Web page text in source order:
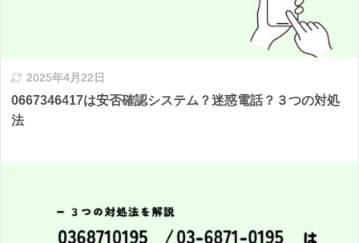
2025年4月22日
0667346417は安否確認システム？迷惑電話？３つの対処
法